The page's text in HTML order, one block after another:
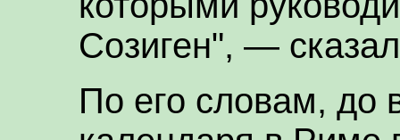
Созиген", —
По его словам, до